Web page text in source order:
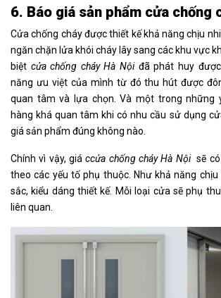
6. Báo giá sản phẩm cửa chống
Cửa chống cháy được thiết kế khả năng chịu
ngăn chặn lửa khói cháy lây sang các khu vực
biệt cửa chống cháy Hà Nộiđã phát huy
năng ưu việt của mình từ đó thu hút được
quan tâm và lựa chọn. Và một trong những
hàng khá quan tâm khi có nhu cầu sử dụng
giá sản phẩm đúng không nào.
Chính vì vậy, giáccửa chống cháy Hà Nội sẽ
theo các yếu tố phụ thuộc. Như khả năng chịu
sắc, kiểu dáng thiết kế. Mỗi loại cửa sẽ phụ
liên quan.